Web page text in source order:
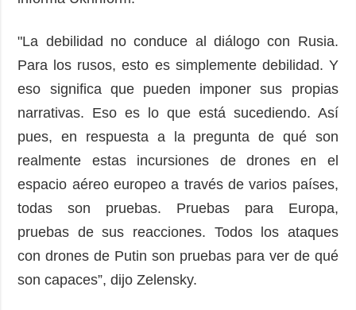
"La debilidad no conduce al diálogo con Rusia.
Para los rusos, esto es simplemente debilidad. Y
eso significa que pueden imponer sus propias
narrativas. Eso es lo que está sucediendo. Así
pues, en respuesta a la pregunta de qué son
realmente estas incursiones de drones en el
espacio aéreo europeo a través de varios países,
todas son pruebas. Pruebas para Europa,
pruebas de sus reacciones. Todos los ataques
con drones de Putin son pruebas para ver de qué
son capaces”, dijo Zelensky.